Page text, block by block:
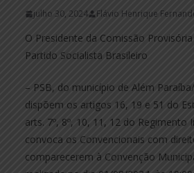
julho 30, 2024 Flávio Henrique
O Presidente da Comissão
Partido Socialista Brasileiro
– PSB, do município de Além
dispõem os artigos 16, 19 e 51 do
arts. 7º, 8º, 10, 11, 12 do Regimento
convoca os Convencionais com
comparecerem à Convenção